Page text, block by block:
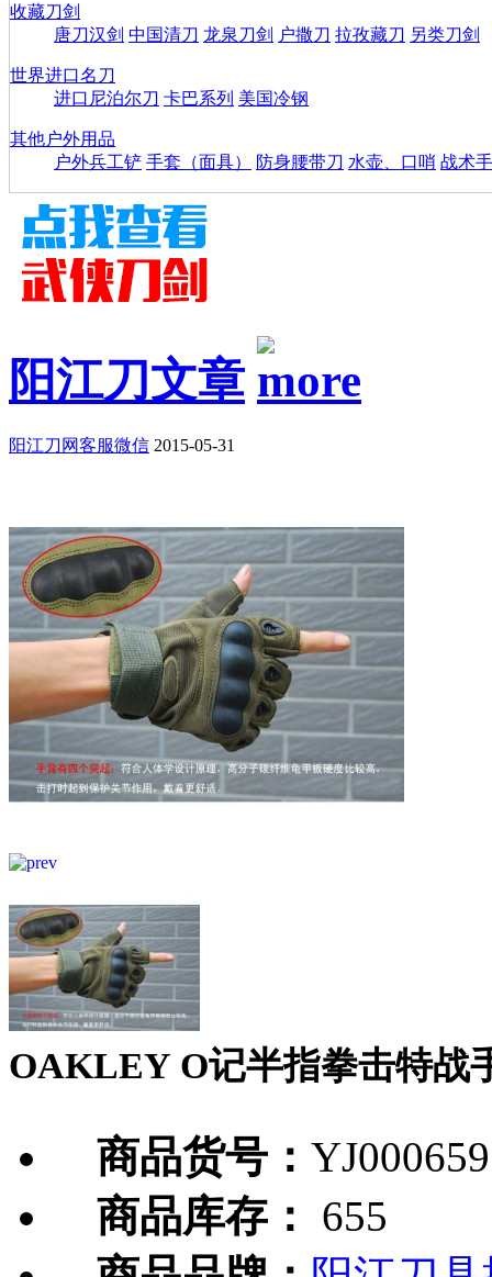
收藏刀剑
唐刀汉剑 中国清刀 龙泉刀剑 户撒刀 拉孜藏刀 另类刀剑
世界进口名刀
进口尼泊尔刀 卡巴系列 美国冷钢
其他户外用品
户外兵工铲 手套（面具） 防身腰带刀 水壶、口哨 战术
阳江刀文章
阳江刀网客服微信 2015-05-31
OAKLEY O记半指拳击特战
商品货号： YJ000659
商品库存：
655